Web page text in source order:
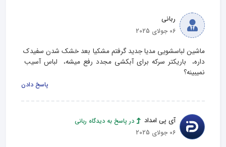
ربانی
06 جولای 2025
ماشین لباسشویی مدیا جدید گرفتم مشکیا بعد خشک شدن سفیدک
داره،  باریکتر سرکه برای آبکشی مجدد رفع میشه،  لباس آسیب
نمیبینه؟
پاسخ دادن
آی پی امداد
در پاسخ به دیدگاه ربانی
06 جولای 2025